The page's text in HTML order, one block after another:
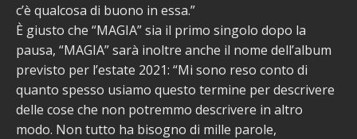
c’è qualcosa di buono in essa.”
È giusto che “MAGIA” sia il primo singolo dopo la
pausa, “MAGIA” sarà inoltre anche il nome dell’album
previsto per l’estate 2021: “Mi sono reso conto di
quanto spesso usiamo questo termine per descrivere
delle cose che non potremmo descrivere in altro
modo. Non tutto ha bisogno di mille parole,